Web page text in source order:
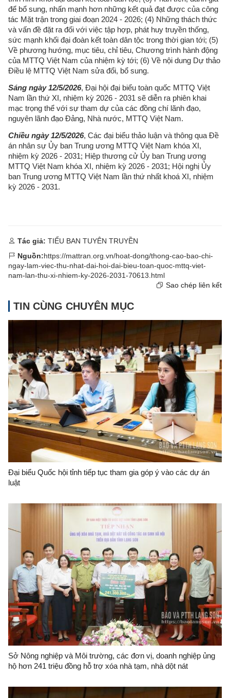
để bổ sung, nhấn mạnh hơn những kết quả đạt được của công
tác Mặt trận trong giai đoạn 2024 - 2026; (4) Những thách thức
và vấn đề đặt ra đối với việc tập hợp, phát huy truyền thống,
sức mạnh khối đại đoàn kết toàn dân tộc trong thời gian tới; (5)
Về phương hướng, mục tiêu, chỉ tiêu, Chương trình hành động
của MTTQ Việt Nam của nhiệm kỳ tới; (6) Về nội dung Dự thảo
Điều lệ MTTQ Việt Nam sửa đổi, bổ sung.
Sáng ngày 12/5/2026, Đại hội đại biểu toàn quốc MTTQ Việt
Nam lần thứ XI, nhiệm kỳ 2026 - 2031 sẽ diễn ra phiên khai
mạc trọng thể với sự tham dự của các đồng chí lãnh đạo,
nguyên lãnh đạo Đảng, Nhà nước, MTTQ Việt Nam.
Chiều ngày 12/5/2026, Các đại biểu thảo luận và thông qua Đề
án nhân sự Ủy ban Trung ương MTTQ Việt Nam khóa XI,
nhiệm kỳ 2026 - 2031; Hiệp thương cử Ủy ban Trung ương
MTTQ Việt Nam khóa XI, nhiệm kỳ 2026 - 2031; Hội nghị Ủy
ban Trung ương MTTQ Việt Nam lần thứ nhất khoá XI, nhiệm
kỳ 2026 - 2031.
Tác giả: TIỂU BAN TUYÊN TRUYỀN
Nguồn:https://mattran.org.vn/hoat-dong/thong-cao-bao-chi-
ngay-lam-viec-thu-nhat-dai-hoi-dai-bieu-toan-quoc-mttq-viet-
nam-lan-thu-xi-nhiem-ky-2026-2031-70613.html
Sao chép liên kết
TIN CÙNG CHUYÊN MỤC
Đại biểu Quốc hội tỉnh tiếp tục tham gia góp ý vào các dự án
luật
Sở Nông nghiệp và Môi trường, các đơn vị, doanh nghiệp ủng
hộ hơn 241 triệu đồng hỗ trợ xóa nhà tạm, nhà dột nát